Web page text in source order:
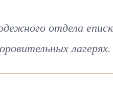
отдела
лагерях.